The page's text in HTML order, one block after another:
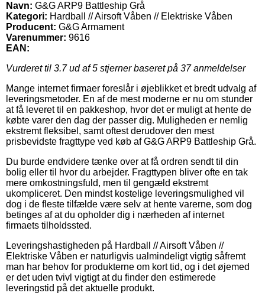
Navn: G&G ARP9 Battleship Grå
Kategori: Hardball // Airsoft Våben // Elektriske Våben
Producent: G&G Armament
Varenummer: 9616
EAN:
Vurderet til 3.7ud af 5 stjerner baseret på 37anmeldelser
Mange internet firmaer foreslår i øjeblikket et bredt udvalg af
leveringsmetoder. En af de mest moderne er nu om stunder
at få leveret til en pakkeshop, hvor det er muligt at hente de
købte varer den dag der passer dig. Muligheden er nemlig
ekstremt fleksibel, samt oftest derudover den mest
prisbevidste fragttype ved køb af G&G ARP9 Battleship Grå.
Du burde endvidere tænke over at få ordren sendt til din
bolig eller til hvor du arbejder. Fragttypen bliver ofte en tak
mere omkostningsfuld, men til gengæld ekstremt
ukompliceret. Den mindst kostelige leveringsmulighed vil
dog i de fleste tilfælde være selv at hente varerne, som dog
betinges af at du opholder dig i nærheden af internet
firmaets tilholdssted.
Leveringshastigheden på Hardball // Airsoft Våben //
Elektriske Våben er naturligvis ualmindeligt vigtig såfremt
man har behov for produkterne om kort tid, og i det øjemed
er det uden tvivl vigtigt at du finder den estimerede
leveringstid på det aktuelle produkt.